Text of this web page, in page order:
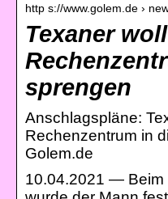
http s://www.golem.de ›
Texaner
sprengen
Anschlagspläne:
Rechenzentrum in
Golem.de
10.04.2021 — Beim